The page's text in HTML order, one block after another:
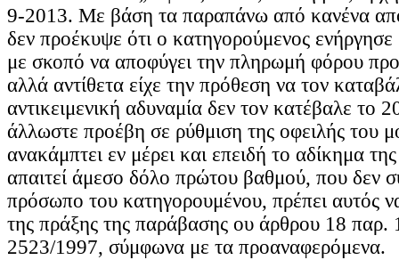
9-2013. Με βάση τα παραπάνω από κανένα
δεν προέκυψε ότι ο κατηγορούμενος
με σκοπό να αποφύγει την πληρωμή φόρου
αλλά αντίθετα είχε την πρόθεση να τον
αντικειμενική αδυναμία δεν τον κατέβαλε το
άλλωστε προέβη σε ρύθμιση της οφειλής του
ανακάμπτει εν μέρει και επειδή το αδίκημα
απαιτεί άμεσο δόλο πρώτου βαθμού, που δεν
πρόσωπο του κατηγορουμένου, πρέπει αυτός
της πράξης της παράβασης ου άρθρου 18
2523/1997, σύμφωνα με τα προαναφερόμενα.